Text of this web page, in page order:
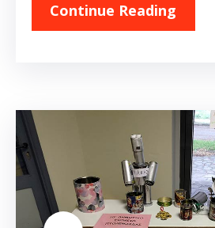
Continue Reading